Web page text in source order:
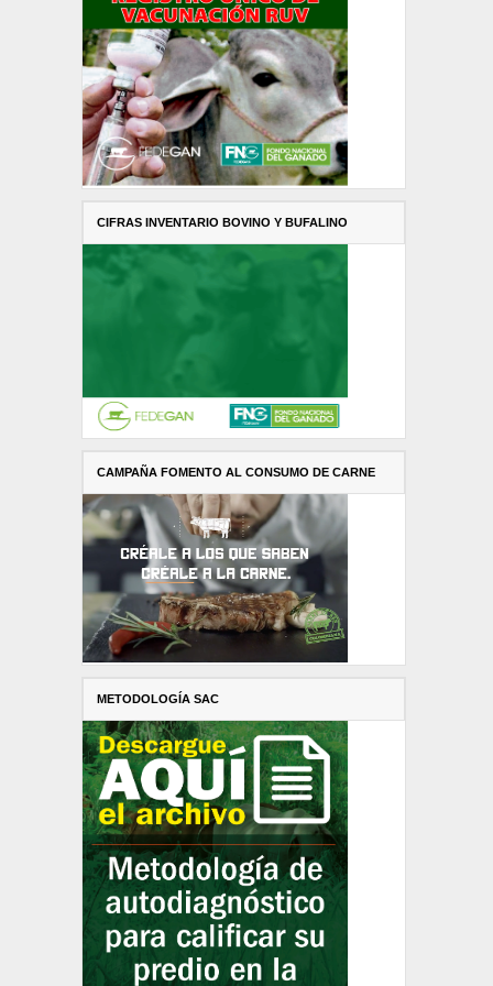
CIFRAS INVENTARIO BOVINO Y BUFALINO
CAMPAÑA FOMENTO AL CONSUMO DE CARNE
METODOLOGÍA SAC